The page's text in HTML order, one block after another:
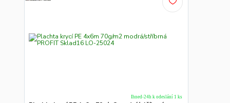
Ihned-24h k odeslání 1 ks